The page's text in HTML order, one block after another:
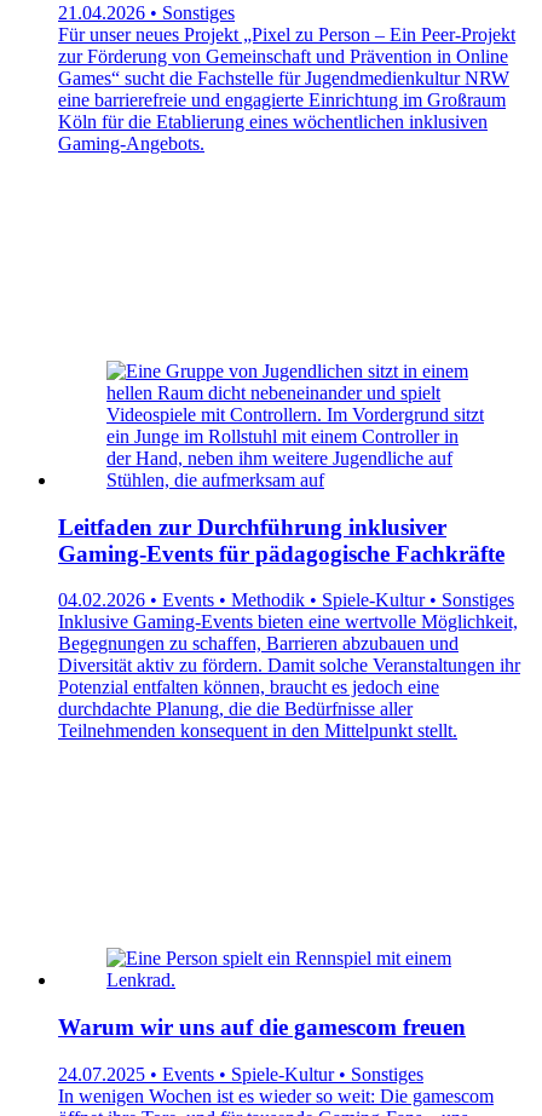
21.04.2026 • Sonstiges
Für unser neues Projekt „Pixel zu Person – Ein Peer-Projekt
zur Förderung von Gemeinschaft und Prävention in Online
Games“ sucht die Fachstelle für Jugendmedienkultur NRW
eine barrierefreie und engagierte Einrichtung im Großraum
Köln für die Etablierung eines wöchentlichen inklusiven
Gaming-Angebots.
Leitfaden zur Durchführung inklusiver
Gaming-Events für pädagogische Fachkräfte
04.02.2026 • Events • Methodik • Spiele-Kultur • Sonstiges
Inklusive Gaming-Events bieten eine wertvolle Möglichkeit,
Begegnungen zu schaffen, Barrieren abzubauen und
Diversität aktiv zu fördern. Damit solche Veranstaltungen ihr
Potenzial entfalten können, braucht es jedoch eine
durchdachte Planung, die die Bedürfnisse aller
Teilnehmenden konsequent in den Mittelpunkt stellt.
Warum wir uns auf die gamescom freuen
24.07.2025 • Events • Spiele-Kultur • Sonstiges
In wenigen Wochen ist es wieder so weit: Die gamescom